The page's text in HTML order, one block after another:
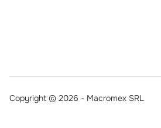
Copyright © 2026 - Macromex SRL